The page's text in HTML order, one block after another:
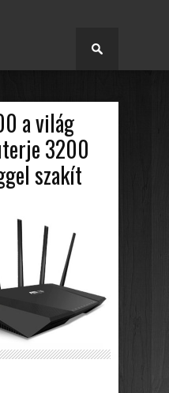
a világ
3200
szakít